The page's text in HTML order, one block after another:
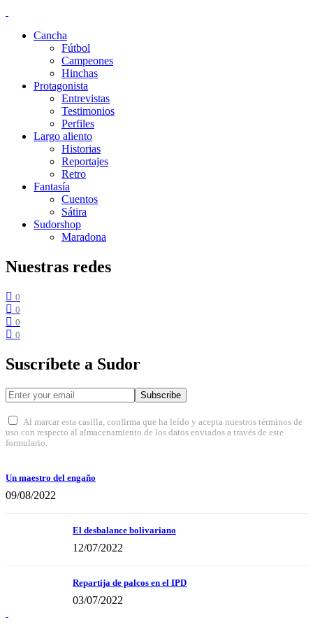
Cancha
Fútbol
Campeones
Hinchas
Protagonista
Entrevistas
Testimonios
Perfiles
Largo aliento
Historias
Reportajes
Retro
Fantasía
Cuentos
Sátira
Sudorshop
Maradona
Nuestras redes
0
0
0
0
Suscríbete a Sudor
Subscribe
Al marcar esta casilla, confirma que ha leído y acepta nuestros términos de
uso con respecto al almacenamiento de los datos enviados a través de este
formulario.
Un maestro del engaño
09/08/2022
El desbalance bolivariano
12/07/2022
Repartija de palcos en el IPD
03/07/2022